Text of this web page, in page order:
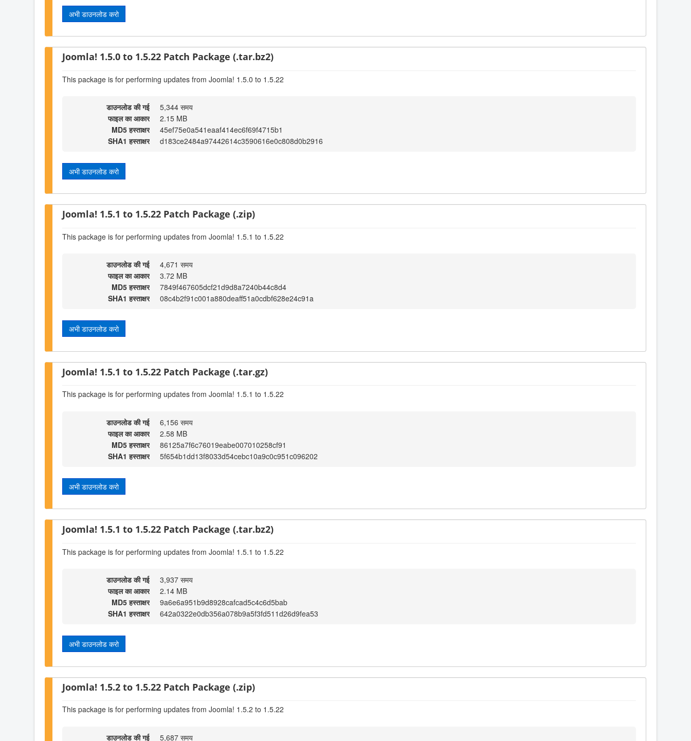
अभी डाउनलोड करो
Joomla! 1.5.0 to 1.5.22 Patch Package (.tar.bz2)
This package is for performing updates from Joomla! 1.5.0 to 1.5.22
डाउनलोड की गई
5,344 समय
फाइल का आकार
2.15 MB
MD5 हस्ताक्षर
45ef75e0a541eaaf414ec6f69f4715b1
SHA1 हस्ताक्षर
d183ce2484a97442614c3590616e0c808d0b2916
अभी डाउनलोड करो
Joomla! 1.5.1 to 1.5.22 Patch Package (.zip)
This package is for performing updates from Joomla! 1.5.1 to 1.5.22
डाउनलोड की गई
4,671 समय
फाइल का आकार
3.72 MB
MD5 हस्ताक्षर
7849f467605dcf21d9d8a7240b44c8d4
SHA1 हस्ताक्षर
08c4b2f91c001a880deaff51a0cdbf628e24c91a
अभी डाउनलोड करो
Joomla! 1.5.1 to 1.5.22 Patch Package (.tar.gz)
This package is for performing updates from Joomla! 1.5.1 to 1.5.22
डाउनलोड की गई
6,156 समय
फाइल का आकार
2.58 MB
MD5 हस्ताक्षर
86125a7f6c76019eabe007010258cf91
SHA1 हस्ताक्षर
5f654b1dd13f8033d54cebc10a9c0c951c096202
अभी डाउनलोड करो
Joomla! 1.5.1 to 1.5.22 Patch Package (.tar.bz2)
This package is for performing updates from Joomla! 1.5.1 to 1.5.22
डाउनलोड की गई
3,937 समय
फाइल का आकार
2.14 MB
MD5 हस्ताक्षर
9a6e6a951b9d8928cafcad5c4c6d5bab
SHA1 हस्ताक्षर
642a0322e0db356a078b9a5f3fd511d26d9fea53
अभी डाउनलोड करो
Joomla! 1.5.2 to 1.5.22 Patch Package (.zip)
This package is for performing updates from Joomla! 1.5.2 to 1.5.22
डाउनलोड की गई 5,687 समय